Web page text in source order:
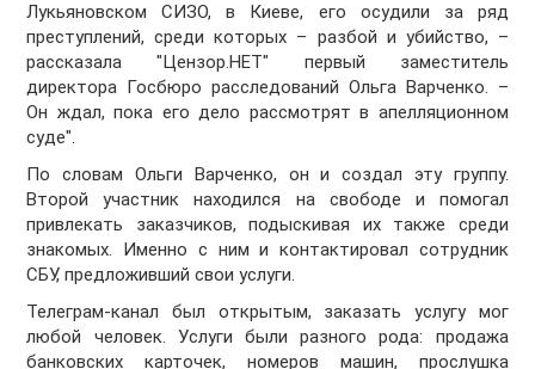
Лукьяновском СИЗО, в Киеве, его осудили за ряд
преступлений, среди которых – разбой и убийство, –
рассказала "Цензор.НЕТ" первый заместитель
директора Госбюро расследований Ольга Варченко. –
Он ждал, пока его дело рассмотрят в апелляционном
суде".
По словам Ольги Варченко, он и создал эту группу.
Второй участник находился на свободе и помогал
привлекать заказчиков, подыскивая их также среди
знакомых. Именно с ним и контактировал сотрудник
СБУ, предложивший свои услуги.
Телеграм-канал был открытым, заказать услугу мог
любой человек. Услуги были разного рода: продажа
банковских карточек, номеров машин, прослушка